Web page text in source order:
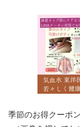
季節のお得クーポ